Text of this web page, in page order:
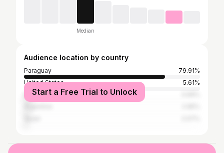
Median
Audience location by country
Paraguay
79.91%
United States
5.61%
Brazil
Start a Free Trial to Unlock